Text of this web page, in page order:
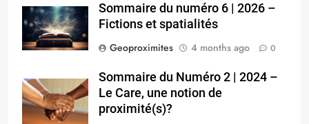
Sommaire du numéro 6 | 2026 –
Fictions et spatialités
Geoproximites
4 months ago 0
Sommaire du Numéro 2 | 2024 –
Le Care, une notion de
proximité(s)?